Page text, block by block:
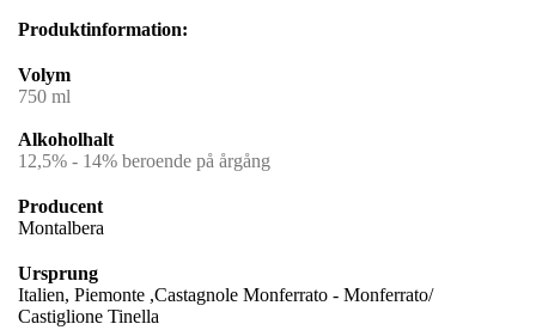
Produktinformation:
Volym
750 ml
Alkoholhalt
12,5% - 14% beroende på årgång
Producent
Montalbera
Ursprung
Italien, Piemonte ,Castagnole Monferrato - Monferrato/
Castiglione Tinella